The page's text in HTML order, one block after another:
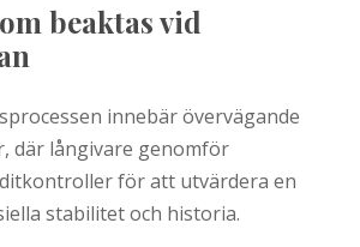
beaktas vid
innebär övervägande
där långivare genomför
för att utvärdera en
stabilitet och historia.